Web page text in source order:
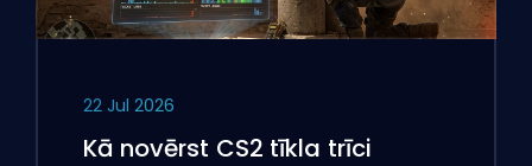
22 Jul 2026
Kā novērst CS2 tīkla trīci